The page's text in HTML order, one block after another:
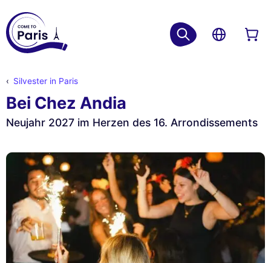
Silvester in Paris
Bei Chez Andia
Neujahr 2027 im Herzen des 16. Arrondissements